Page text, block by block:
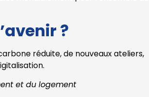
?
réduite, de nouveaux ateliers,
et du logement